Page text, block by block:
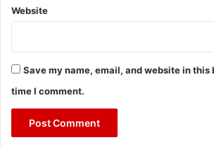
Website
Save my name, email, and website in this
time I comment.